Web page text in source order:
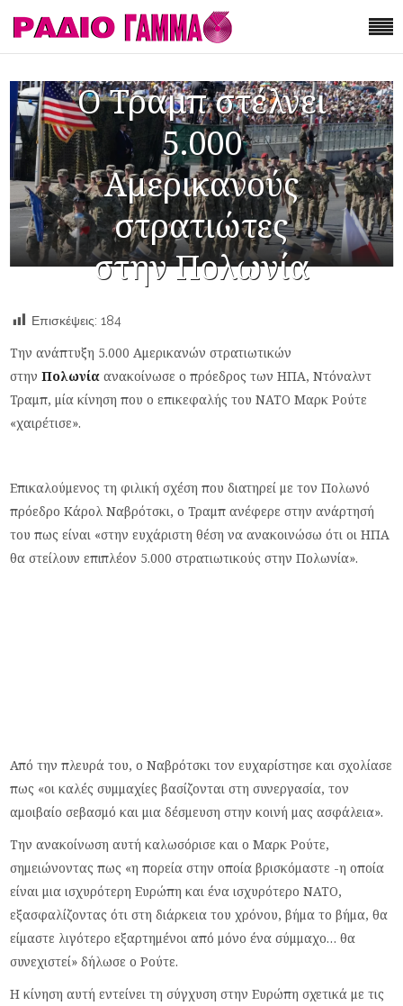
Ο Τραμπ στέλνει
5.000
Αμερικανούς
στρατιώτες
στην Πολωνία
Επισκέψεις: 184
Την ανάπτυξη 5.000 Αμερικανών στρατιωτικών
στηνΠολωνία ανακοίνωσε ο πρόεδρος των ΗΠΑ, Ντόναλντ
Τραμπ, μία κίνηση που ο επικεφαλής του ΝΑΤΟ Μαρκ Ρούτε
«χαιρέτισε».
Επικαλούμενος τη φιλική σχέση που διατηρεί με τον Πολωνό
πρόεδρο Κάρολ Ναβρότσκι, ο Τραμπ ανέφερε στην ανάρτησή
του πως είναι «στην ευχάριστη θέση να ανακοινώσω ότι οι ΗΠΑ
θα στείλουν επιπλέον 5.000 στρατιωτικούς στην Πολωνία».
Από την πλευρά του, ο Ναβρότσκι τον ευχαρίστησε και σχολίασε
πως «οι καλές συμμαχίες βασίζονται στη συνεργασία, τον
αμοιβαίο σεβασμό και μια δέσμευση στην κοινή μας ασφάλεια».
Την ανακοίνωση αυτή καλωσόρισε και ο Μαρκ Ρούτε,
σημειώνοντας πως «η πορεία στην οποία βρισκόμαστε -η οποία
είναι μια ισχυρότερη Ευρώπη και ένα ισχυρότερο ΝΑΤΟ,
εξασφαλίζοντας ότι στη διάρκεια του χρόνου, βήμα το βήμα, θα
είμαστε λιγότερο εξαρτημένοι από μόνο ένα σύμμαχο… θα
συνεχιστεί» δήλωσε ο Ρούτε.
Η κίνηση αυτή εντείνει τη σύγχυση στην Ευρώπη σχετικά με τις